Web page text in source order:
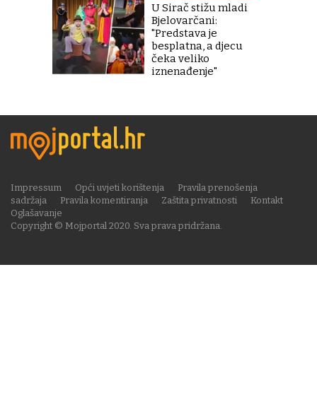
U Sirač stižu mladi
Bjelovarčani:
"Predstava je
besplatna, a djecu
čeka veliko
iznenađenje"
Copyright © Mojportal 2020. Sva prava pridržana.
Impressum Opći uvjeti korištenja
Pravila prenošenja
sadržaja
Pravila komentiranja Zaštita privatnosti
Kontakt
Oglašavanje